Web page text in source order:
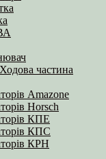
частина
Amazone
Horsch
КПЕ
КПС
КРН